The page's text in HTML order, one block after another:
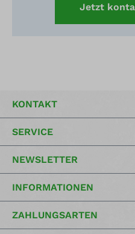
Jetzt
KONTAKT
SERVICE
NEWSLETTER
INFORMATIONEN
ZAHLUNGSARTEN